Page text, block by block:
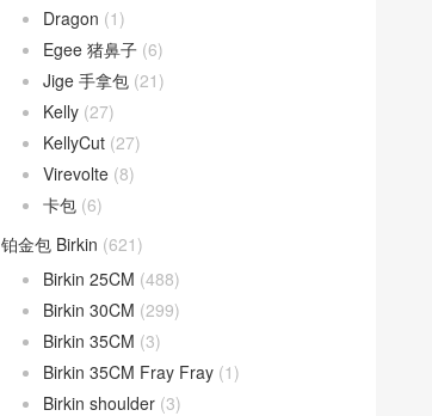
Dragon (1)
Egee 猪鼻子 (6)
Jige 手拿包 (21)
Kelly (27)
KellyCut (27)
Virevolte (8)
卡包 (6)
铂金包 Birkin (621)
Birkin 25CM (488)
Birkin 30CM (299)
Birkin 35CM (3)
Birkin 35CM Fray Fray (1)
Birkin shoulder (3)